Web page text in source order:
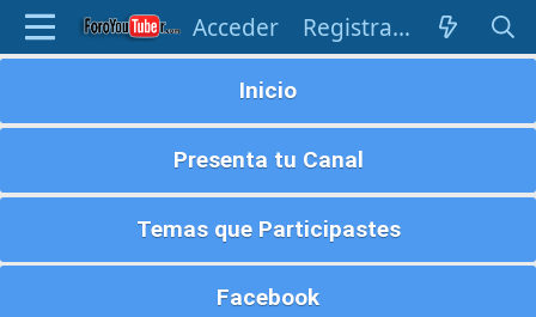
Acceder Registrarse
Inicio
Presenta tu Canal
Temas que Participastes
Facebook